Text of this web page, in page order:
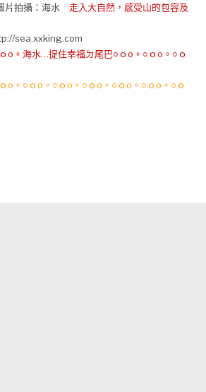
拍攝：海水 走入大自然，感受山的包容及
sea.xxking.com
o。海水…捉住幸福ㄉ尾巴○ｏo。○ｏo。○ｏ
o。○ｏo。○ｏo。○ｏo。○ｏo。○ｏo。○ｏ